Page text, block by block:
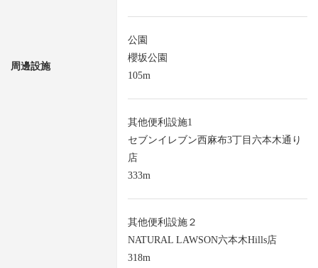
周邊設施
公園
櫻坂公園
105m
其他便利設施1
セブンイレブン西麻布3丁目六本木通り
店
333m
其他便利設施２
NATURAL LAWSON六本木Hills店
318m